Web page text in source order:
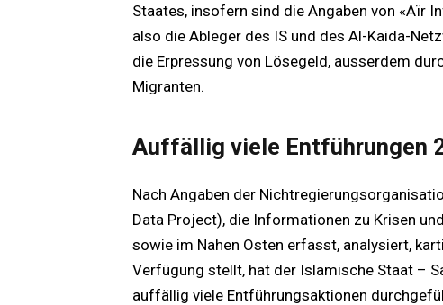
Staates, insofern sind die Angaben von «Aïr
also die Ableger des IS und des Al-Kaida-
die Erpressung von Lösegeld, ausserdem
Migranten.
Auffällig viele Entführungen
Nach Angaben der
Data Project), die Informationen zu Krisen
sowie im Nahen Osten erfasst, analysiert,
Verfügung stellt, hat der Islamische Staat –
auffällig viele Entführungsaktionen